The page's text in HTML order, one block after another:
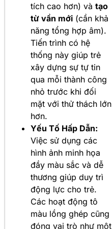
tích cao hơn) và tạo
từ vần mới (cần khả
năng tổng hợp âm).
Tiến trình có hệ
thống này giúp trẻ
xây dựng sự tự tin
qua mỗi thành công
nhỏ trước khi đối
mặt với thử thách lớn
hơn.
Yếu Tố Hấp Dẫn:
Việc sử dụng các
hình ảnh minh họa
đầy màu sắc và dễ
thương giúp duy trì
động lực cho trẻ.
Các hoạt động tô
màu lồng ghép cũng
đóng vai trò như một